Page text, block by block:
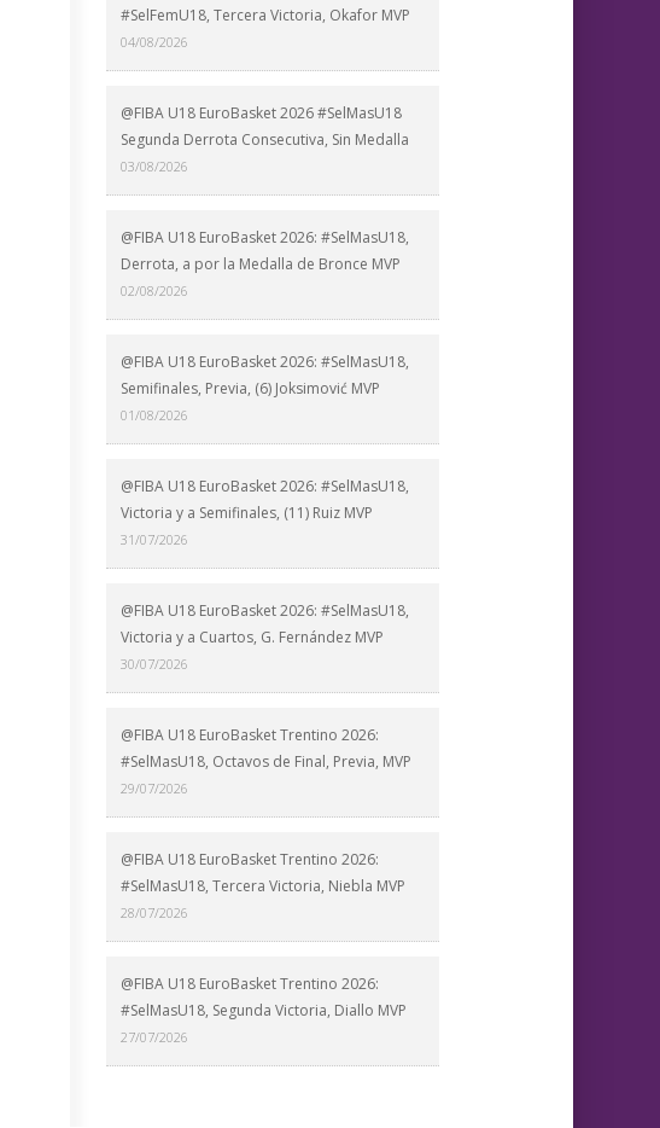
#SelFemU18, Tercera Victoria, Okafor MVP
04/08/2026
@FIBA U18 EuroBasket 2026 #SelMasU18
Segunda Derrota Consecutiva, Sin Medalla
03/08/2026
@FIBA U18 EuroBasket 2026: #SelMasU18,
Derrota, a por la Medalla de Bronce MVP
02/08/2026
@FIBA U18 EuroBasket 2026: #SelMasU18,
Semifinales, Previa, (6) Joksimović MVP
01/08/2026
@FIBA U18 EuroBasket 2026: #SelMasU18,
Victoria y a Semifinales, (11) Ruiz MVP
31/07/2026
@FIBA U18 EuroBasket 2026: #SelMasU18,
Victoria y a Cuartos, G. Fernández MVP
30/07/2026
@FIBA U18 EuroBasket Trentino 2026:
#SelMasU18, Octavos de Final, Previa, MVP
29/07/2026
@FIBA U18 EuroBasket Trentino 2026:
#SelMasU18, Tercera Victoria, Niebla MVP
28/07/2026
@FIBA U18 EuroBasket Trentino 2026:
#SelMasU18, Segunda Victoria, Diallo MVP
27/07/2026